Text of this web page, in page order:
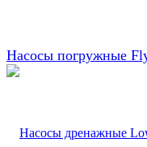
Насосы погружные